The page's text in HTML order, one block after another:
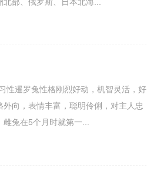
性暹罗兔性格刚烈好动，机智灵活，好
向，表情丰富，聪明伶俐，对主人忠
兔在5个月时就第一...